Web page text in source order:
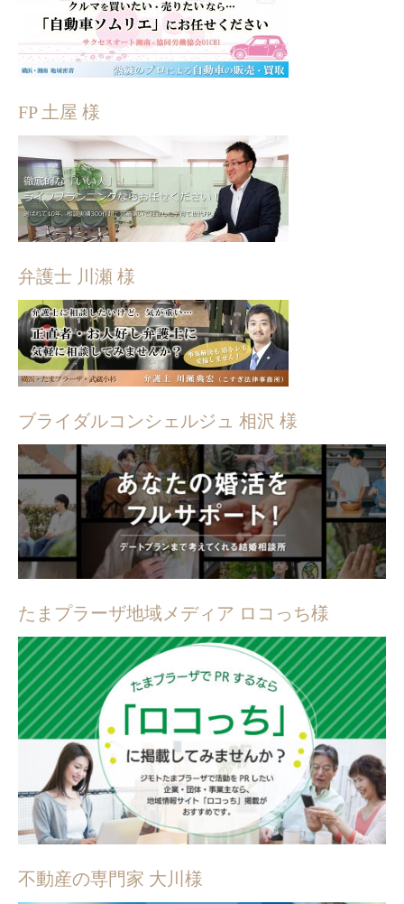
FP 土屋 様
弁護士 川瀬 様
ブライダルコンシェルジュ 相沢 様
たまプラーザ地域メディア ロコっち様
不動産の専門家 大川様